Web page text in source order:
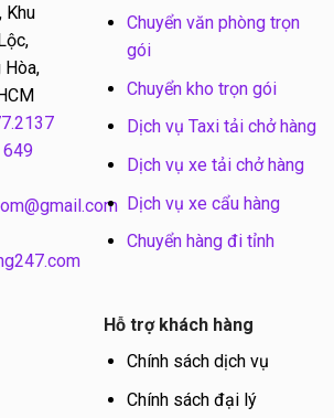
Khu
Hòa,
Chuyển văn phòng trọn
gói
Chuyển kho trọn gói
Dịch vụ Taxi tải chở hàng
Dịch vụ xe tải chở hàng
Dịch vụ xe cẩu hàng
Chuyển hàng đi tỉnh
Hỗ trợ khách hàng
Chính sách dịch vụ
Chính sách đại lý